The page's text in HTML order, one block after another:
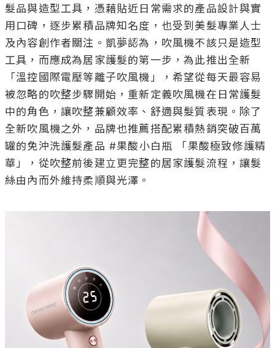
髮品與造型工具，憑藉貼近日常需求的產品設計與實
用口碑，逐步累積品牌知名度，也受到美髮專業人士
及內容創作者關注。凱夢認為，吹風機不該只是造型
工具，而應成為居家護髮的第一步，為此推出全新
「溫控國際電壓等離子吹風機」，希望從每天最容易
被忽略的吹整步驟開始，重新定義吹風機在日常護髮
中的角色，讓吹整兼顧效率、舒適與髮質表現。除了
全新吹風機之外，品牌也推薦搭配累積熱銷突破百萬
罐的免沖洗護髮產品 #果酸小白瓶 「果酸極致修護精
華」，從吹整前後建立更完整的居家護髮流程，讓髮
絲由內而外維持柔順與光澤。